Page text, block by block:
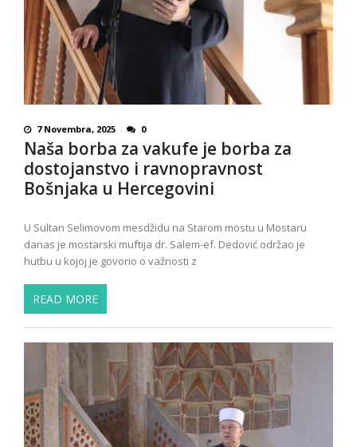
7 Novembra, 2025 0
Naša borba za vakufe je borba za
dostojanstvo i ravnopravnost
Bošnjaka u Hercegovini
U Sultan Selimovom mesdžidu na Starom mostu u Mostaru
danas je mostarski muftija dr. Salem-ef. Dedović održao je
hutbu u kojoj je govorio o važnosti z
READ MORE